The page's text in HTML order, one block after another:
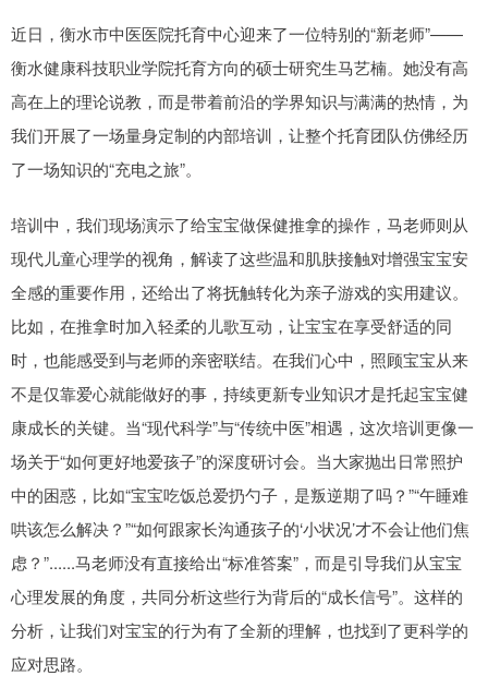
近日，衡水市中医医院托育中心迎来了一位特别的“新老师”——
衡水健康科技职业学院托育方向的硕士研究生马艺楠。她没有高
高在上的理论说教，而是带着前沿的学界知识与满满的热情，为
我们开展了一场量身定制的内部培训，让整个托育团队仿佛经历
了一场知识的“充电之旅”。
培训中，我们现场演示了给宝宝做保健推拿的操作，马老师则从
现代儿童心理学的视角，解读了这些温和肌肤接触对增强宝宝安
全感的重要作用，还给出了将抚触转化为亲子游戏的实用建议。
比如，在推拿时加入轻柔的儿歌互动，让宝宝在享受舒适的同
时，也能感受到与老师的亲密联结。在我们心中，照顾宝宝从来
不是仅靠爱心就能做好的事，持续更新专业知识才是托起宝宝健
康成长的关键。当“现代科学”与“传统中医”相遇，这次培训更像一
场关于“如何更好地爱孩子”的深度研讨会。当大家抛出日常照护
中的困惑，比如“宝宝吃饭总爱扔勺子，是叛逆期了吗？”“午睡难
哄该怎么解决？”“如何跟家长沟通孩子的‘小状况’才不会让他们焦
虑？”......马老师没有直接给出“标准答案”，而是引导我们从宝宝
心理发展的角度，共同分析这些行为背后的“成长信号”。这样的
分析，让我们对宝宝的行为有了全新的理解，也找到了更科学的
应对思路。